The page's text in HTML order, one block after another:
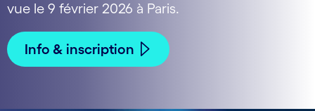
vue le 9 février 2026 à Paris.
Info & inscription